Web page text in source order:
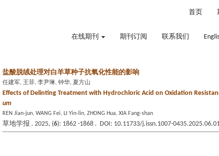
首页
在线期刊 期刊订阅 联系我们
盐酸脱绒处理对白羊草种子抗氧化性能的影响
任建军, 王菲, 李尹琳, 钟华, 夏方山
Effects of Delinting Treatment with Hydrochloric Acid on Oxidation
um
REN Jian-jun, WANG Fei, LI Yin-lin, ZHONG Hua, XIA Fang-shan
草地学报 . 2025, (6): 1862 -1868 . DOI: 10.11733/j.issn.1007-